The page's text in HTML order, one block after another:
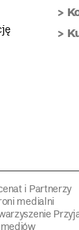
i Partnerzy
medialni